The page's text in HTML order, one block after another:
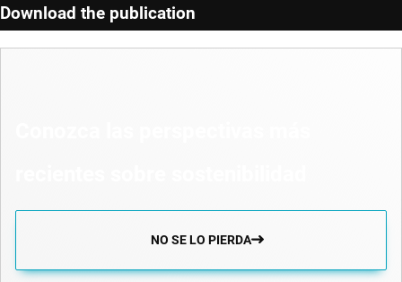
Download the publication
NO SE LO PIERDA